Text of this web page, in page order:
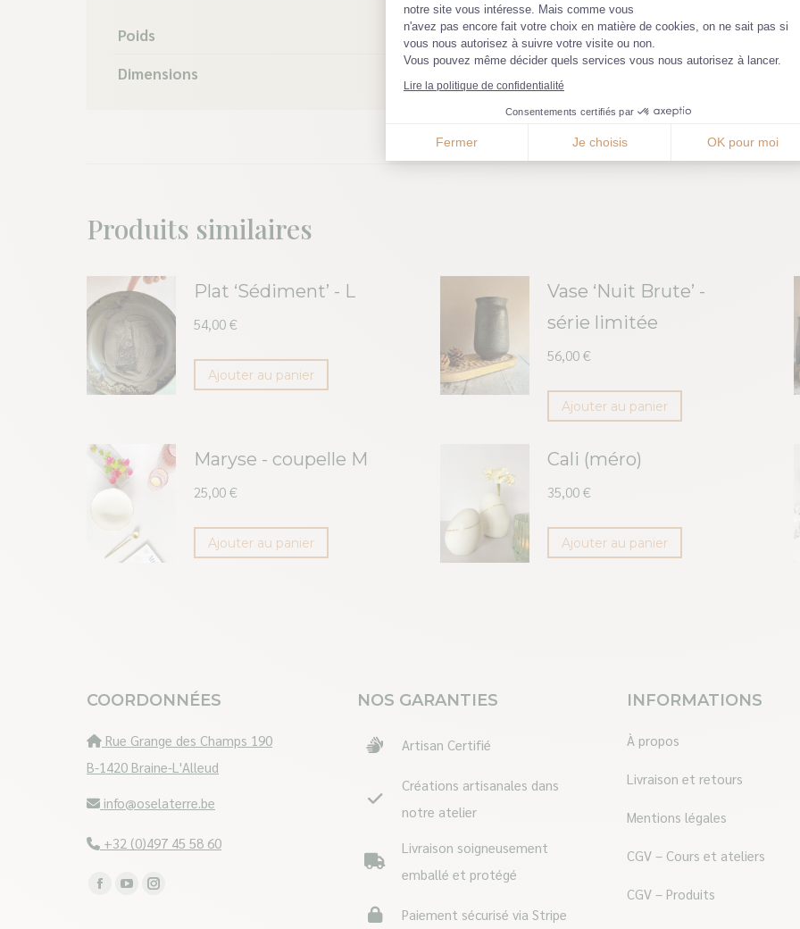
Poids
700 g
Dimensions
Produits similaires
Plat ‘Sédiment’ - L
54,00 €
Ajouter au panier
Vase ‘Nuit Brute’ -
série limitée
56,00 €
Ajouter au panier
Maryse - coupelle M
25,00 €
Ajouter au panier
Cali (méro)
35,00 €
Ajouter au panier
COORDONNÉES
Rue Grange des Champs 190
B-1420 Braine-L'Alleud
info@oselaterre.be
+32 (0)497 45 58 60
Trouvez nous sur :
Facebook
YouTubeInstagram
NOS GARANTIES
Artisan Certifié
Créations artisanales dans
notre atelier
Livraison soigneusement
emballé et protégé
Paiement sécurisé via Stripe
INFORMATIONS
À propos
Livraison et retours
Mentions légales
CGV – Cours et ateliers
CGV – Produits
notre site vous intéresse. Mais comme vous
n'avez pas encore fait votre choix en matière de cookies, on ne sait pas si
vous nous autorisez à suivre votre visite ou non.
Vous pouvez même décider quels services vous nous autorisez à lancer.
Lire la politique de confidentialité
Consentements certifiés par
Fermer Je choisis OK pour moi
Axeptio consent